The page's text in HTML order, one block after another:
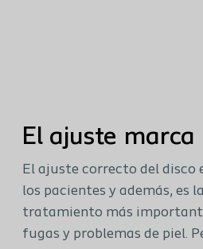
El ajuste
El ajuste correcto del disco
los pacientes y además, es
tratamiento más
fugas y problemas de piel.